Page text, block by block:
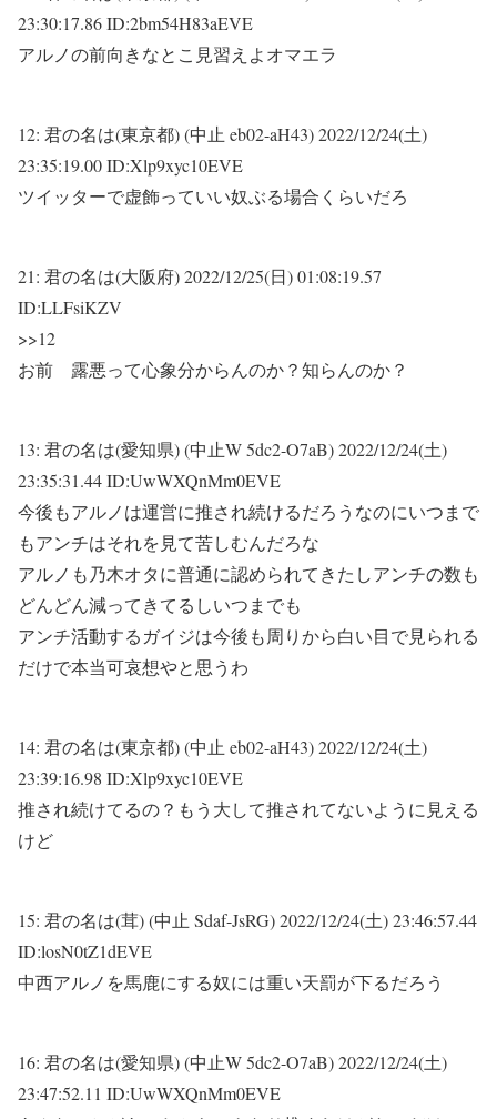
23:30:17.86 ID:2bm54H83aEVE
アルノの前向きなとこ見習えよオマエラ
12: 君の名は(東京都) (中止 eb02-aH43)2022/12/24(土)
23:35:19.00 ID:Xlp9xyc10EVE
ツイッターで虚飾っていい奴ぶる場合くらいだろ
21: 君の名は(大阪府)2022/12/25(日) 01:08:19.57
ID:LLFsiKZV
>>12
お前 露悪って心象分からんのか？知らんのか？
13: 君の名は(愛知県) (中止W 5dc2-O7aB)2022/12/24(土)
23:35:31.44 ID:UwWXQnMm0EVE
今後もアルノは運営に推され続けるだろうなのにいつまで
もアンチはそれを見て苦しむんだろな
アルノも乃木オタに普通に認められてきたしアンチの数も
どんどん減ってきてるしいつまでも
アンチ活動するガイジは今後も周りから白い目で見られる
だけで本当可哀想やと思うわ
14: 君の名は(東京都) (中止 eb02-aH43)2022/12/24(土)
23:39:16.98 ID:Xlp9xyc10EVE
推され続けてるの？もう大して推されてないように見える
けど
15: 君の名は(茸) (中止 Sdaf-JsRG)2022/12/24(土) 23:46:57.44
ID:losN0tZ1dEVE
中西アルノを馬鹿にする奴には重い天罰が下るだろう
16: 君の名は(愛知県) (中止W 5dc2-O7aB)2022/12/24(土)
23:47:52.11 ID:UwWXQnMm0EVE